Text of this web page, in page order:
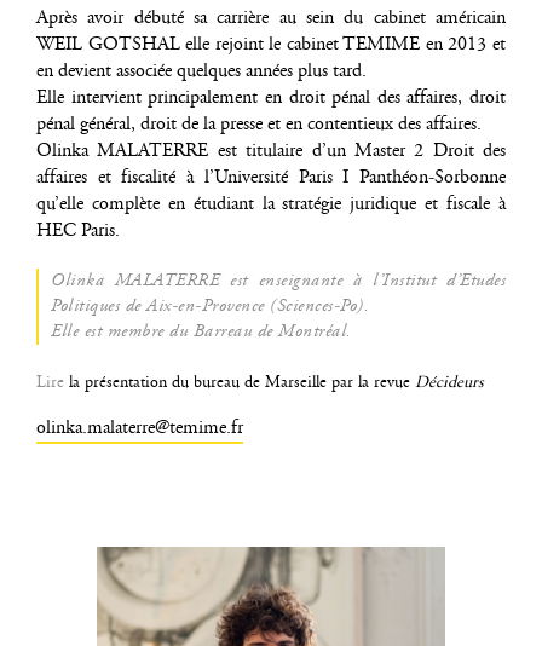
Après avoir débu­té sa car­rière au sein du cabi­net amé­ri­cain
WEIL GOTSHAL elle rejoint le cabi­net TEMIME en 2013 et
en devient asso­ciée quelques années plus tard.
Elle inter­vient prin­ci­pa­le­ment en droit pénal des affaires, droit
pénal géné­ral, droit de la presse et en conten­tieux des affaires.
Olin­ka MALATERRE est titu­laire d’un Mas­ter 2 Droit des
affaires et fis­ca­li­té à l’Université Paris I Pan­théon-Sor­bonne
qu’elle com­plète en étu­diant la stra­té­gie juri­dique et fis­cale à
HEC Paris.
Olin­ka MALATERRE est ensei­gnante à l’Institut d’Etudes
Poli­tiques de Aix-en-Pro­vence (Sciences-Po).
Elle est membre du Bar­reau de Montréal.
Lire la pré­sen­ta­tion du bureau de Mar­seille par la revue Décideurs
olinka.malaterre@temime.fr